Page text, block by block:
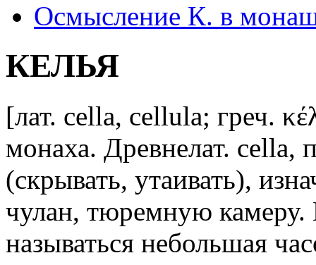
Осмысление К. в
КЕЛЬЯ
[лат. cella, cellula; греч.
монаха. Древнелат. cella,
(скрывать, утаивать),
чулан, тюремную камеру.
называться небольшая